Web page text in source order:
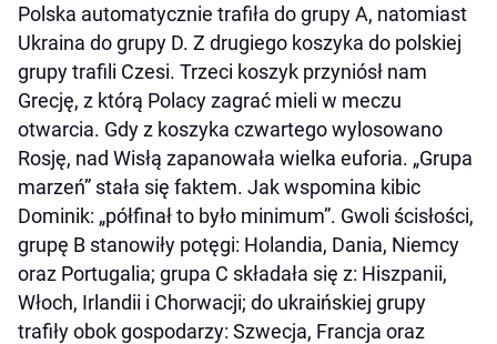
Polska automatycznie trafiła do grupy A, natomiast
Ukraina do grupy D. Z drugiego koszyka do polskiej
grupy trafili Czesi. Trzeci koszyk przyniósł nam
Grecję, z którą Polacy zagrać mieli w meczu
otwarcia. Gdy z koszyka czwartego wylosowano
Rosję, nad Wisłą zapanowała wielka euforia. „Grupa
marzeń” stała się faktem. Jak wspomina kibic
Dominik: „półfinał to było minimum”. Gwoli ścisłości,
grupę B stanowiły potęgi: Holandia, Dania, Niemcy
oraz Portugalia; grupa C składała się z: Hiszpanii,
Włoch, Irlandii i Chorwacji; do ukraińskiej grupy
trafiły obok gospodarzy: Szwecja, Francja oraz